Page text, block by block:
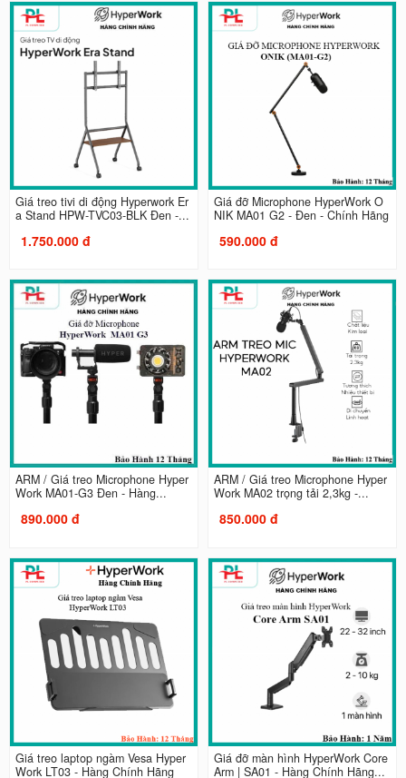
Giá treo tivi di động Hyperwork Er
a Stand HPW-TVC03-BLK Đen -...
1.750.000 đ
Giá đỡ Microphone HyperWork O
NIK MA01 G2 - Đen - Chính Hãng
590.000 đ
ARM / Giá treo Microphone Hyper
Work MA01-G3 Đen - Hàng...
890.000 đ
ARM / Giá treo Microphone Hyper
Work MA02 trọng tải 2,3kg -...
850.000 đ
Giá treo laptop ngàm Vesa Hyper
Work LT03 - Hàng Chính Hãng
Giá đỡ màn hình HyperWork Core
Arm | SA01 - Hàng Chính Hãng...